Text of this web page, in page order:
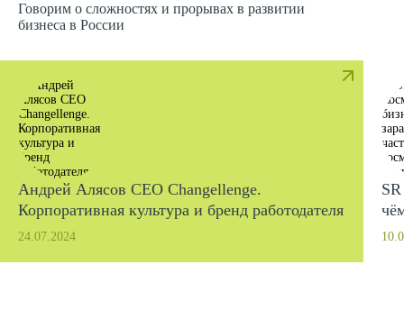
Говорим о сложностях и прорывах в развитии
бизнеса в России
Андрей Алясов CEO Changellenge.
Корпоративная культура и бренд работодателя
24.07.2024